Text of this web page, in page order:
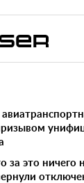
за это ничего